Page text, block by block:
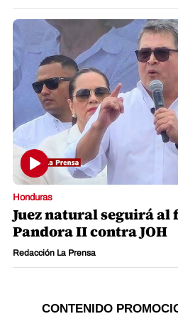
Honduras
Juez natural seguirá al
Pandora II contra JOH
Redacción La Prensa